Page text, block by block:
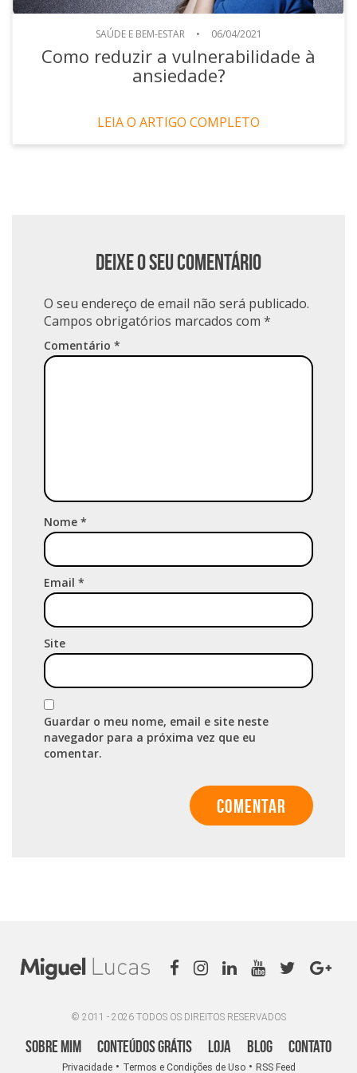
SAÚDE E BEM-ESTAR • 06/04/2021
Como reduzir a vulnerabilidade à
ansiedade?
LEIA O ARTIGO COMPLETO
Deixe o seu comentário
O seu endereço de email não será publicado.
Campos obrigatórios marcados com *
Comentário *
Nome *
Email *
Site
Guardar o meu nome, email e site neste
navegador para a próxima vez que eu
comentar.
© 2011 - 2026 TODOS OS DIREITOS RESERVADOS
Sobre Mim Conteúdos Grátis Loja Blog Contato
Privacidade• Termos e Condições de Uso• RSS Feed